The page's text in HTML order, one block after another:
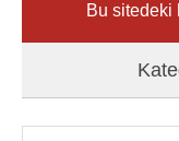
Bu sitedeki